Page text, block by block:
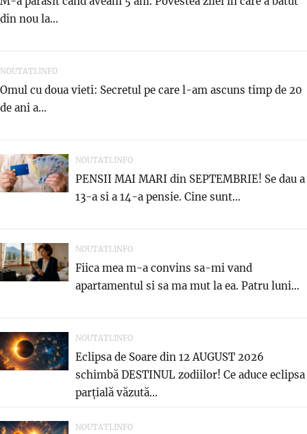
din nou la...
NOUTATI.INFO
Omul cu doua vieti: Secretul pe care l-am ascuns timp de 20
de ani a...
NOUTATI.INFO
PENSII MAI MARI din SEPTEMBRIE! Se dau a
13-a si a 14-a pensie. Cine sunt...
NOUTATI.INFO
Fiica mea m-a convins sa-mi vand
apartamentul si sa ma mut la ea. Patru luni...
NOUTATI.INFO
Eclipsa de Soare din 12 AUGUST 2026
schimbă DESTINUL zodiilor! Ce aduce eclipsa
parțială văzută...
NOUTATI.INFO